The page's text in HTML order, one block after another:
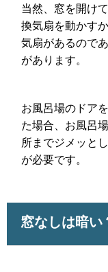
当然、窓を開け
換気扇を動かす
気扇があるので
があります。
お風呂場のドア
た場合、お風呂
所までジメッと
が必要です。
窓なしは暗い